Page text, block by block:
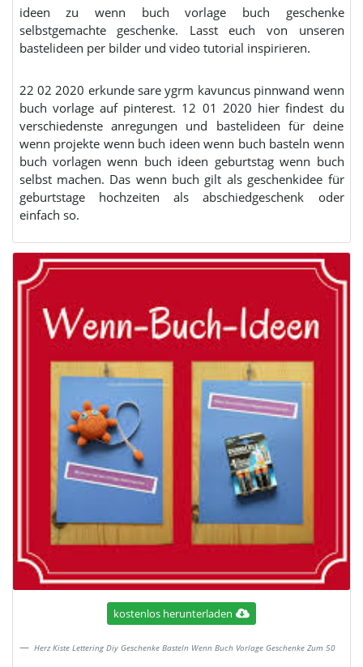
ideen zu wenn buch vorlage buch geschenke
selbstgemachte geschenke. Lasst euch von unseren
bastelideen per bilder und video tutorial inspirieren.
22 02 2020 erkunde sare ygrm kavuncus pinnwand wenn
buch vorlage auf pinterest. 12 01 2020 hier findest du
verschiedenste anregungen und bastelideen für deine
wenn projekte wenn buch ideen wenn buch basteln wenn
buch vorlagen wenn buch ideen geburtstag wenn buch
selbst machen. Das wenn buch gilt als geschenkidee für
geburtstage hochzeiten als abschiedgeschenk oder
einfach so.
kostenlos herunterladen
Herz Kiste Lettering Diy Geschenke Basteln Wenn Buch Vorlage Geschenke Zum 50